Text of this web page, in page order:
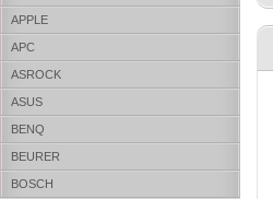
APPLE
APC
ASROCK
ASUS
BENQ
BEURER
BOSCH